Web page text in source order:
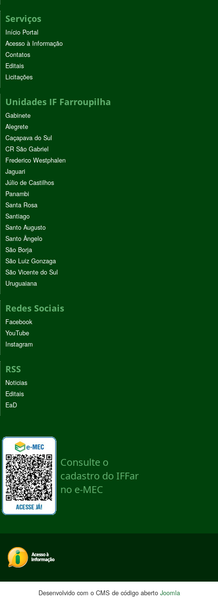
Serviços
Início Portal
Acesso à Informação
Contatos
Editais
Licitações
Unidades IF Farroupilha
Gabinete
Alegrete
Caçapava do Sul
CR São Gabriel
Frederico Westphalen
Jaguari
Júlio de Castilhos
Panambi
Santa Rosa
Santiago
Santo Augusto
Santo Ângelo
São Borja
São Luiz Gonzaga
São Vicente do Sul
Uruguaiana
Redes Sociais
Facebook
YouTube
Instagram
RSS
Noticias
Editais
EaD
Desenvolvido com o CMS de código aberto Joomla